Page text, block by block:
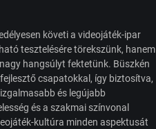
követi a videojáték-ipar
tesztelésére törekszünk, hanem
hangsúlyt fektetünk. Büszkén
csapatokkal, így biztosítva,
és legújabb
és a szakmai színvonal
kultúra minden aspektusát